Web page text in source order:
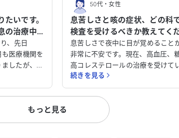
いです。
の治療中
、先日
医療機関を
したが、現
横になる
息苦しさも
状が肺炎の
のように対
をいただけ
50代・女性
息苦しさと咳の症状、どの科
検査を受けるべきか教えてく
い。
息苦しさで夜中に目が覚めること
非常に不安です。現在、高血圧、
高コレステロールの治療を受けて
数か月前に海外から帰国した際に
かかり、その後、咳や喉の痛みが
ます。息を吐くときに小さな音が
もあり、風邪と診断されて薬を処
したが、症状は改善されていません
在、複数の薬を服用していますが
続きを見る
もっと見る